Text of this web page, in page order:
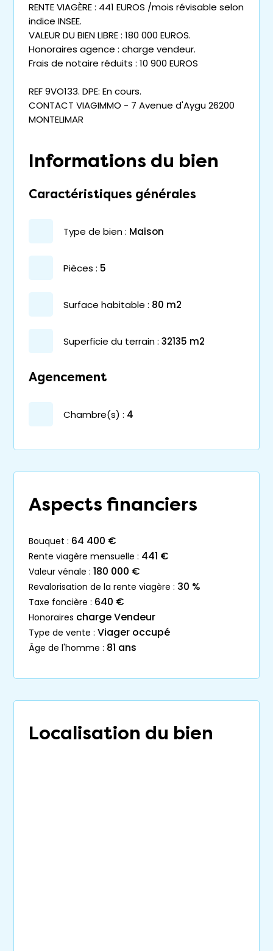
RENTE VIAGÈRE : 441 EUROS /mois révisable selon
indice INSEE.
VALEUR DU BIEN LIBRE : 180 000 EUROS.
Honoraires agence : charge vendeur.
Frais de notaire réduits : 10 900 EUROS
REF 9VO133. DPE: En cours.
CONTACT VIAGIMMO - 7 Avenue d'Aygu 26200
MONTELIMAR
Informations du bien
Caractéristiques générales
type de bien : maison
pièces : 5
surface habitable : 80 m2
superficie du terrain : 32135 m2
Agencement
chambre(s) : 4
Aspects financiers
bouquet : 64 400 €
rente viagère mensuelle : 441 €
valeur vénale : 180 000 €
revalorisation de la rente viagère : 30 %
taxe foncière : 640 €
honoraires charge Vendeur
type de vente : Viager occupé
âge de l'homme : 81 ans
Localisation du bien